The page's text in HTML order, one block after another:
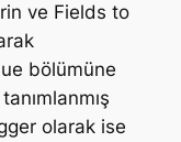
ve Fields to
bölümüne
olarak ise